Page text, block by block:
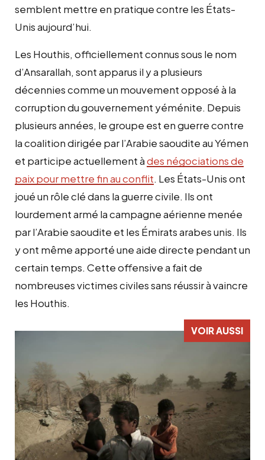
semblent mettre en pratique contre les États-
Unis aujourd’hui.
Les Houthis, officiellement connus sous le nom
d’Ansarallah, sont apparus il y a plusieurs
décennies comme un mouvement opposé à la
corruption du gouvernement yéménite. Depuis
plusieurs années, le groupe est en guerre contre
la coalition dirigée par l’Arabie saoudite au Yémen
et participe actuellement àdes négociations de
paix pour mettre fin au conflit. Les États-Unis ont
joué un rôle clé dans la guerre civile. Ils ont
lourdement armé la campagne aérienne menée
par l’Arabie saoudite et les Émirats arabes unis. Ils
y ont même apporté une aide directe pendant un
certain temps. Cette offensive a fait de
nombreuses victimes civiles sans réussir à vaincre
les Houthis.